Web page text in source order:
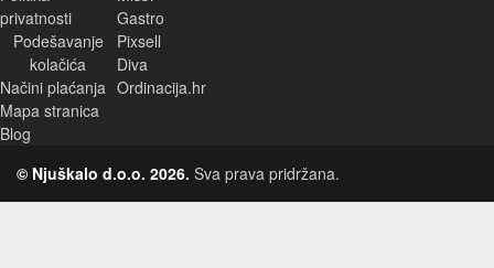
privatnosti
Podešavanje
kolačića
Načini plaćanja
Mapa stranica
Blog
Gastro
Pixsell
Diva
Ordinacija.hr
© Njuškalo d.o.o. 2026. Sva prava pridržana.